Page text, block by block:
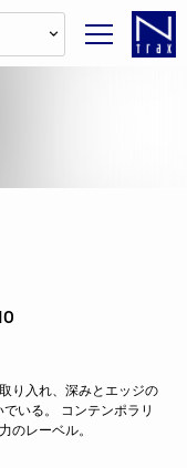
り入れ、深みとエッジの
いる。 コンテンポラリ
のレーベル。